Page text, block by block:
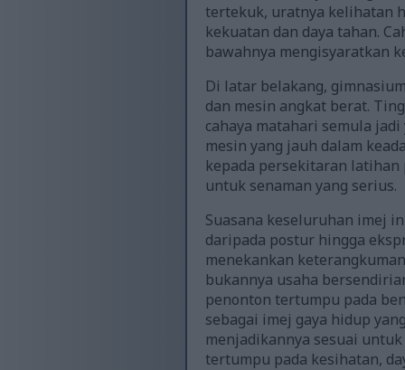
tertekuk, uratnya kelihatan
kekuatan dan daya tahan.
bawahnya mengisyaratkan
Di latar belakang,
dan mesin angkat berat.
cahaya matahari semula
mesin yang jauh dalam
kepada persekitaran latihan
untuk senaman yang serius.
Suasana keseluruhan imej
daripada postur hingga
menekankan
bukannya usaha
penonton tertumpu pada
sebagai imej gaya hidup
menjadikannya sesuai
tertumpu pada kesihatan,